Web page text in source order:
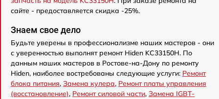
сайте - предоставляется скидка -25%.
Знаем свое дело
Будьте уверены в профессионализме наших мастеров - они
с уверенностью выполнят ремонт Hiden KC33150H. По
данным наших мастеров в Ростове-на-Дону по ремонту
Hiden, наиболее востребованы следующие услуги: Ремонт
блока питания, Замена кулера, Ремонт платы управления
(восстановление), Ремонт силовой части, Замена IGBT-